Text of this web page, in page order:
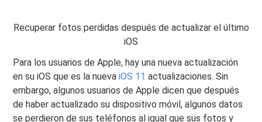
Recuperar fotos perdidas después de actualizar el último
iOS
Para los usuarios de Apple, hay una nueva actualización
en su iOS que es la nuevaiOS 11 actualizaciones. Sin
embargo, algunos usuarios de Apple dicen que después
de haber actualizado su dispositivo móvil, algunos datos
se perdieron de sus teléfonos al igual que sus fotos y